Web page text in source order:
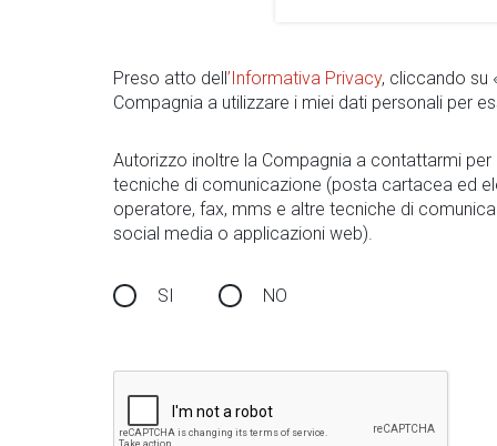
Preso atto dell’Informativa Privacy, cliccando su
Compagnia a utilizzare i miei dati personali per
Autorizzo inoltre la Compagnia a contattarmi
tecniche di comunicazione (posta cartacea ed
operatore, fax, mms e altre tecniche di
social media o applicazioni web).
SI NO